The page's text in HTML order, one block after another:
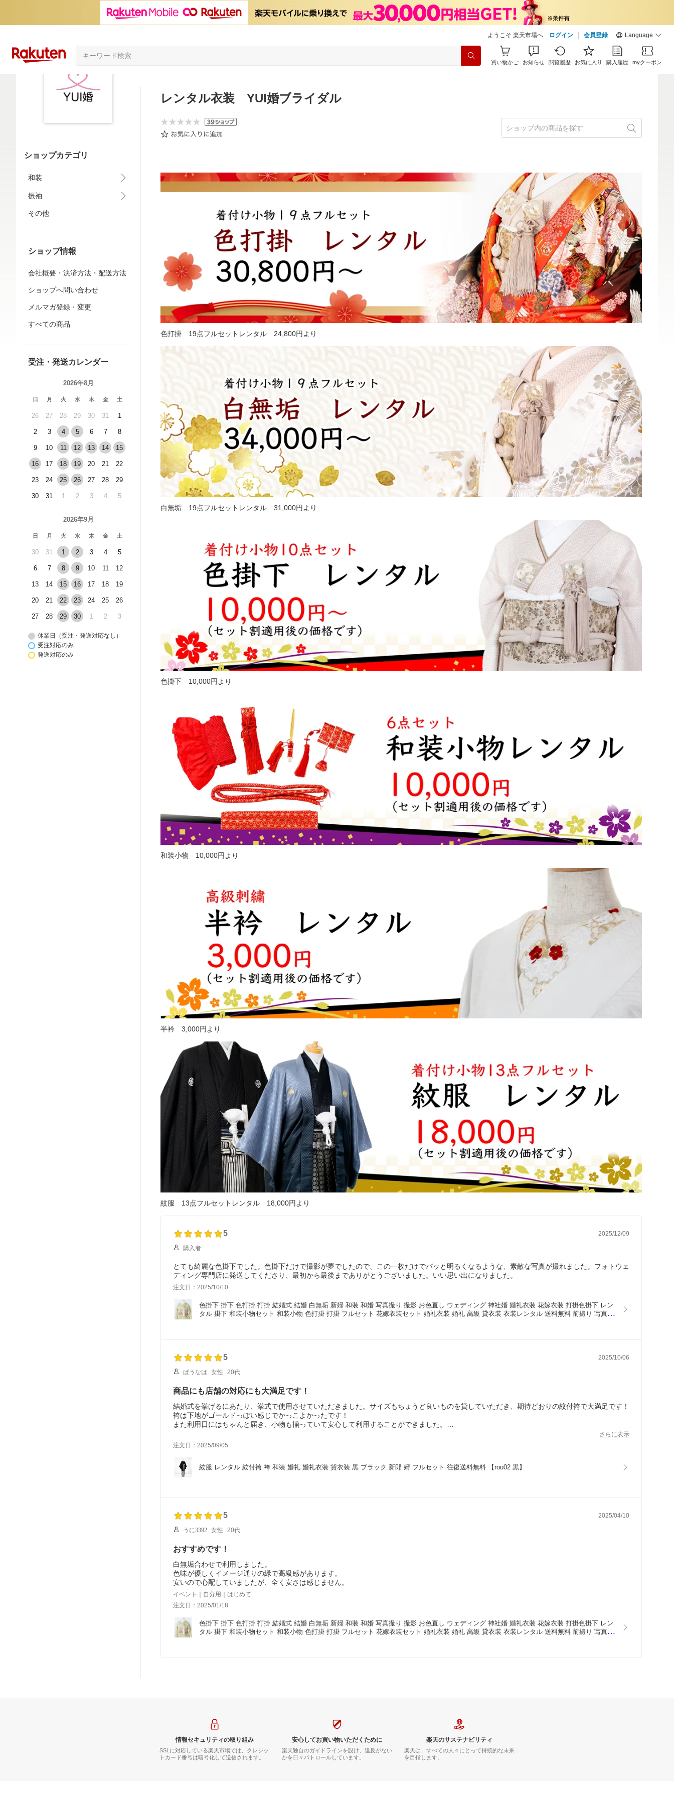
ようこそ 楽天市場へ ログイン 会員登録 Language
買い物かご お知らせ 閲覧履歴 お気に入り 購入履歴 myクーポン
ショップカテゴリ
和装
振袖
その他
ショップ情報
会社概要・決済方法・配送方法
ショップへ問い合わせ
メルマガ登録・変更
すべての商品
受注・発送カレンダー
2026年8月
日 月 火 水 木 金 土
26 27 28 29 30 31 1
2 3 4 5 6 7 8
9 10 11 12 13 14 15
16 17 18 19 20 21 22
23 24 25 26 27 28 29
30 31 1 2 3 4 5
2026年9月
日 月 火 水 木 金 土
30 31 1 2 3 4 5
6 7 8 9 10 11 12
13 14 15 16 17 18 19
20 21 22 23 24 25 26
27 28 29 30 1 2 3
休業日（受注・発送対応なし）
受注対応のみ
発送対応のみ
レンタル衣装 YUI婚ブライダル
色打掛 19点フルセットレンタル 24,800円より
白無垢 19点フルセットレンタル 31,000円より
色掛下 10,000円より
和装小物 10,000円より
半衿 3,000円より
紋服 13点フルセットレンタル 18,000円より
5 2025/12/09
購入者
とても綺麗な色掛下でした。色掛下だけで撮影が夢でしたので、この一枚だけでパッと明るくなるような、素敵な写真が撮れました。フォトウェ
ディング専門店に発送してくださり、最初から最後までありがとうございました。いい思い出になりました。
注文日：2025/10/10
色掛下 掛下 色打掛 打掛 結婚式 結婚 白無垢 新婦 和装 和婚 写真撮り 撮影 お色直し ウェディング 神社婚 婚礼衣装 花嫁衣装 打掛色掛下 レン
タル 掛下 和装小物セット 和装小物 色打掛 打掛 フルセット 花嫁衣装セット 婚礼衣装 婚礼 高級 貸衣装 衣装レンタル 送料無料 前撮り 写真撮
5 2025/10/06
ぱうなは 女性 20代
商品にも店舗の対応にも大満足です！
結婚式を挙げるにあたり、挙式で使用させていただきました。サイズもちょうど良いものを貸していただき、期待どおりの紋付袴で大満足です！
袴は下地がゴールドっぽい感じでかっこよかったです！
また利用日にはちゃんと届き、小物も揃っていて安心して利用することができました。
友達にもおすすめしたいと思います！
さらに表示
注文日：2025/09/05
紋服 レンタル 紋付袴 袴 和装 婚礼 婚礼衣装 貸衣装 黒 ブラック 新郎 婿 フルセット 往復送料無料 【rou02 黒】
5 2025/04/10
うに3392 女性 20代
おすすめです！
白無垢合わせで利用しました。
色味が優しくイメージ通りの緑で高級感があります。
安いので心配していましたが、全く安さは感じません。
イベント｜自分用｜はじめて
注文日：2025/01/18
色掛下 掛下 色打掛 打掛 結婚式 結婚 白無垢 新婦 和装 和婚 写真撮り 撮影 お色直し ウェディング 神社婚 婚礼衣装 花嫁衣装 打掛色掛下 レン
タル 掛下 和装小物セット 和装小物 色打掛 打掛 フルセット 花嫁衣装セット 婚礼衣装 婚礼 高級 貸衣装 衣装レンタル 送料無料 前撮り 写真撮
情報セキュリティの取り組み
SSLに対応している楽天市場では、クレジッ
トカード番号は暗号化して送信されます。
安心してお買い物いただくために
楽天独自のガイドラインを設け、違反がない
かを日々パトロールしています。
楽天のサステナビリティ
楽天は、すべての人々にとって持続的な未来
を目指します。